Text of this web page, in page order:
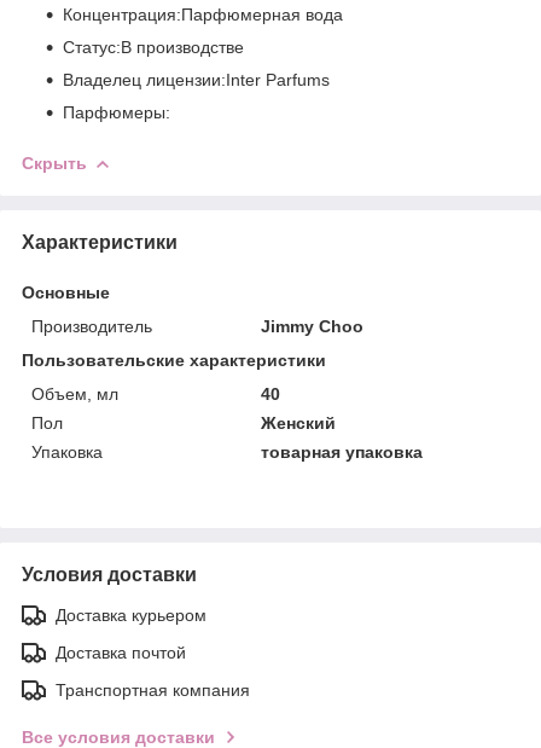
Концентрация:Парфюмерная вода
Статус:В производстве
Владелец лицензии:Inter Parfums
Парфюмеры:
Скрыть
Характеристики
Основные
Производитель
Jimmy Choo
Пользовательские характеристики
Объем, мл
40
Пол
Женский
Упаковка
товарная упаковка
Условия доставки
Доставка курьером
Доставка почтой
Транспортная компания
Все условия доставки